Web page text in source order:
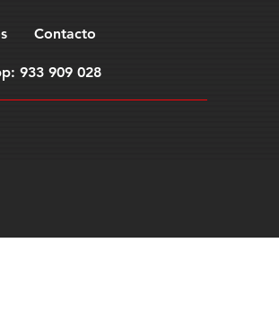
Contacto
933 909 028